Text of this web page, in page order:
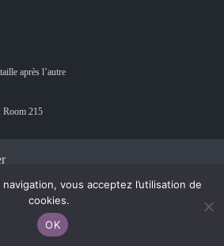
après l’autre
215
vous acceptez l’utilisation de
cookies.
OK